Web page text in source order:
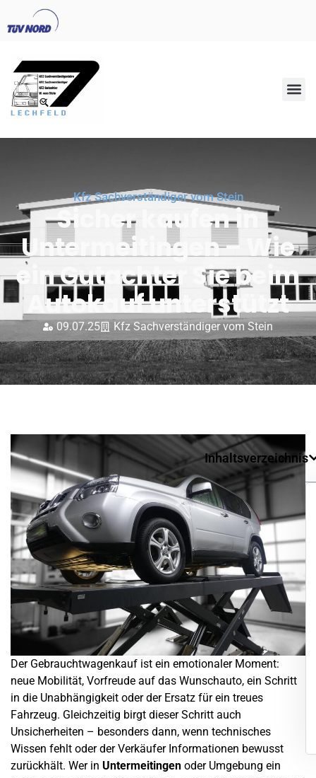
Kfz Sachverständiger vom Stein
Sicher kaufen in
Untermeitingen – Wie
ein Gutachter Sie beim
Autokauf unterstützt
09.07.25 Kfz Sachverständiger vom Stein
Der Gebrauchtwagenkauf ist ein emotionaler Moment:
neue Mobilität, Vorfreude auf das Wunschauto, ein Schritt
in die Unabhängigkeit oder der Ersatz für ein treues
Fahrzeug. Gleichzeitig birgt dieser Schritt auch
Unsicherheiten – besonders dann, wenn technisches
Wissen fehlt oder der Verkäufer Informationen bewusst
zurückhält. Wer in Untermeitingen oder Umgebung ein
Inhaltsverzeichnis